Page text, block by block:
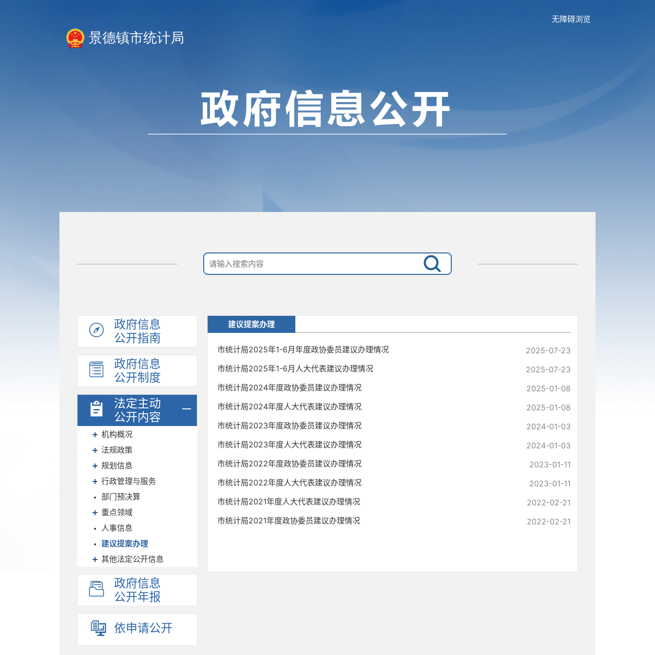
景德镇市统计局
无障碍浏览
政府信息
公开指南
政府信息
公开制度
法定主动
公开内容
机构概况
法规政策
规划信息
行政管理与服务
部门预决算
重点领域
人事信息
建议提案办理
其他法定公开信息
政府信息
公开年报
依申请公开
建议提案办理
市统计局2025年1-6月年度政协委员建议办理情况
2025-07-23
市统计局2025年1-6月人大代表建议办理情况
2025-07-23
市统计局2024年度政协委员建议办理情况
2025-01-08
市统计局2024年度人大代表建议办理情况
2025-01-08
市统计局2023年度政协委员建议办理情况
2024-01-03
市统计局2023年度人大代表建议办理情况
2024-01-03
市统计局2022年度政协委员建议办理情况
2023-01-11
市统计局2022年度人大代表建议办理情况
2023-01-11
市统计局2021年度人大代表建议办理情况
2022-02-21
市统计局2021年度政协委员建议办理情况
2022-02-21